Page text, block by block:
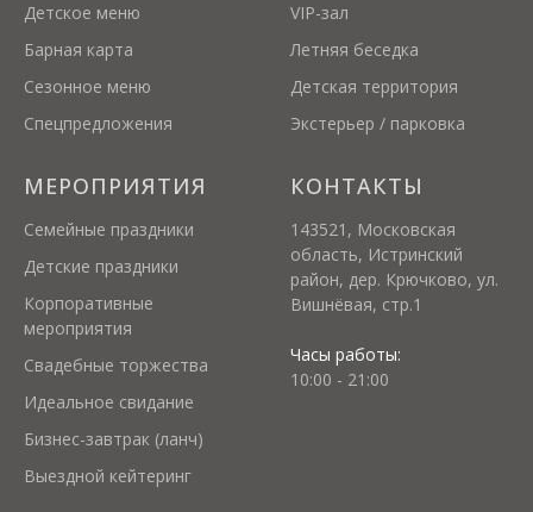
Детское меню
Барная карта
Сезонное меню
Спецпредложения
VIP-зал
Летняя беседка
Детская территория
Экстерьер / парковка
МЕРОПРИЯТИЯ
Семейные праздники
Детские праздники
Корпоративные
мероприятия
Свадебные торжества
Идеальное свидание
Бизнес-завтрак (ланч)
Выездной кейтеринг
КОНТАКТЫ
143521, Московская
область, Истринский
район, дер. Крючково, ул.
Вишнёвая, стр.1
Часы работы:
10:00 - 21:00